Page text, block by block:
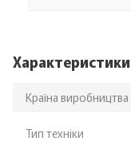
Характеристики
Країна виробництва
Тип техніки